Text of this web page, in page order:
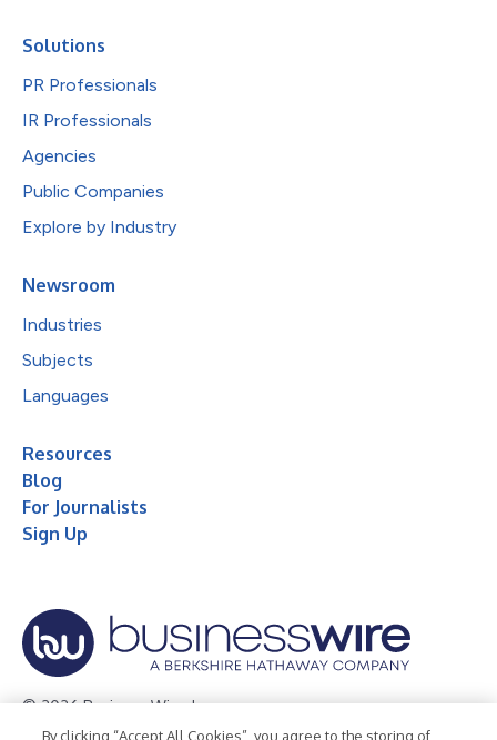
Solutions
PR Professionals
IR Professionals
Agencies
Public Companies
Explore by Industry
Newsroom
Industries
Subjects
Languages
Resources
Blog
For Journalists
Sign Up
© 2026 Business Wire, Inc.
By clicking “Accept All Cookies”, you agree to the storing of